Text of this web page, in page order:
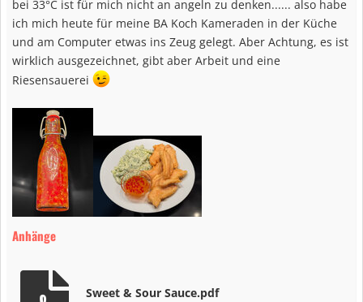
bei 33°C ist für mich nicht an angeln zu denken...... also habe
ich mich heute für meine BA Koch Kameraden in der Küche
und am Computer etwas ins Zeug gelegt. Aber Achtung, es ist
wirklich ausgezeichnet, gibt aber Arbeit und eine
Riesensauerei
Anhänge
Sweet & Sour Sauce.pdf